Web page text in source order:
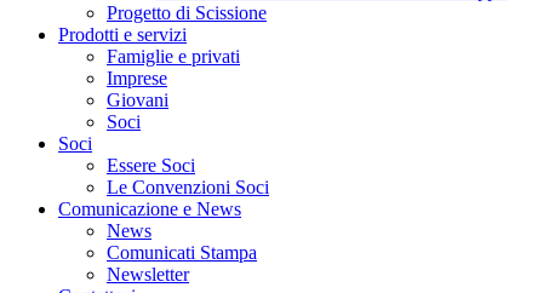
Progetto di Scissione
Prodotti e servizi
Famiglie e privati
Imprese
Giovani
Soci
Soci
Essere Soci
Le Convenzioni Soci
Comunicazione e News
News
Comunicati Stampa
Newsletter